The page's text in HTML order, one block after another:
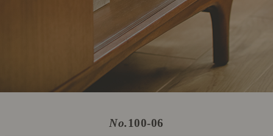
No.100-06